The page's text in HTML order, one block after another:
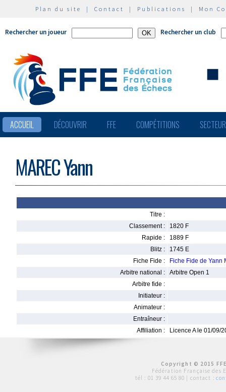
Plan du site | Contact | Publications | Mon
Rechercher un joueur Rechercher un club
ACCUEIL DÉCOUVRIR FFE COMPÉTITIONS
MAREC Yann
Titre :
Classement :
1820 F
Rapide :
1889 F
Blitz :
1745 E
Fiche Fide :
Fiche Fide de Yann
Arbitre national :
Arbitre Open 1
Arbitre fide :
Initiateur :
Animateur :
Entraîneur :
Affiliation :
Licence A le 01/09/
Copyright © 2015
Fédération Française des
tél : 01 39 44 65 80 | contact :